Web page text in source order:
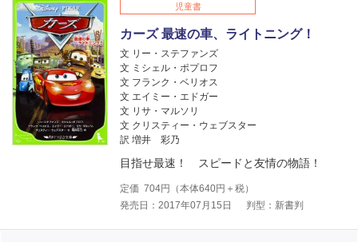
児童書
カーズ 最速の車、ライトニング！
文 リー・ステファンズ
文 ミシェル・ポプロフ
文 フランク・ベリオス
文 エイミー・エドガー
文 リサ・マルソリ
文 クリスティー・ウェブスター
訳 増井 彩乃
目指せ最速！ スピードと友情の物語！
定価 704円（本体640円＋税）
発売日：2017年07月15日
判型：新書判